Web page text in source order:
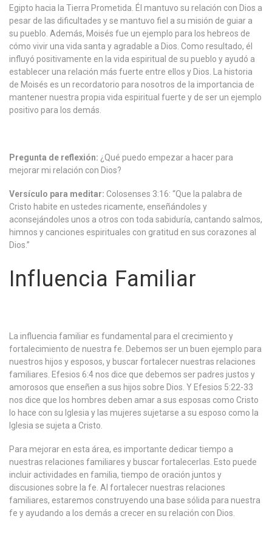
Egipto hacia la Tierra Prometida. Él mantuvo su relación con Dios a
pesar de las dificultades y se mantuvo fiel a su misión de guiar a
su pueblo. Además, Moisés fue un ejemplo para los hebreos de
cómo vivir una vida santa y agradable a Dios. Como resultado, él
influyó positivamente en la vida espiritual de su pueblo y ayudó a
establecer una relación más fuerte entre ellos y Dios. La historia
de Moisés es un recordatorio para nosotros de la importancia de
mantener nuestra propia vida espiritual fuerte y de ser un ejemplo
positivo para los demás.
Pregunta de reflexión: ¿Qué puedo empezar a hacer para
mejorar mi relación con Dios?
Versículo para meditar: Colosenses 3:16: “Que la palabra de
Cristo habite en ustedes ricamente, enseñándoles y
aconsejándoles unos a otros con toda sabiduría, cantando salmos,
himnos y canciones espirituales con gratitud en sus corazones al
Dios.”
Influencia Familiar
La influencia familiar es fundamental para el crecimiento y
fortalecimiento de nuestra fe. Debemos ser un buen ejemplo para
nuestros hijos y esposos, y buscar fortalecer nuestras relaciones
familiares. Efesios 6:4 nos dice que debemos ser padres justos y
amorosos que enseñen a sus hijos sobre Dios. Y Efesios 5:22-33
nos dice que los hombres deben amar a sus esposas como Cristo
lo hace con su Iglesia y las mujeres sujetarse a su esposo como la
Iglesia se sujeta a Cristo.
Para mejorar en esta área, es importante dedicar tiempo a
nuestras relaciones familiares y buscar fortalecerlas. Esto puede
incluir actividades en familia, tiempo de oración juntos y
discusiones sobre la fe. Al fortalecer nuestras relaciones
familiares, estaremos construyendo una base sólida para nuestra
fe y ayudando a los demás a crecer en su relación con Dios.